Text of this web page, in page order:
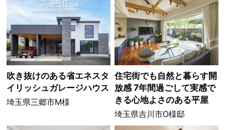
吹き抜けのある省エネスタ
イリッシュガレージハウス
埼玉県三郷市M様
住宅街でも自然と暮らす開
放感 7年間過ごして実感で
きる心地よさのある平屋
埼玉県吉川市O様邸